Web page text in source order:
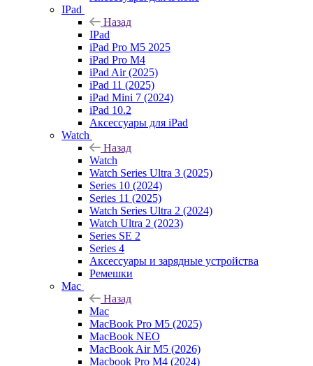
IPad
Назад
IPad
iPad Pro M5 2025
iPad Pro M4
iPad Air (2025)
iPad 11 (2025)
iPad Mini 7 (2024)
iPad 10.2
Аксессуары для iPad
Watch
Назад
Watch
Watch Series Ultra 3 (2025)
Series 10 (2024)
Series 11 (2025)
Watch Series Ultra 2 (2024)
Watch Ultra 2 (2023)
Series SE 2
Series 4
Аксессуары и зарядные устройства
Ремешки
Mac
Назад
Mac
MacBook Pro M5 (2025)
MacBook NEO
MacBook Air M5 (2026)
Macbook Pro M4 (2024)